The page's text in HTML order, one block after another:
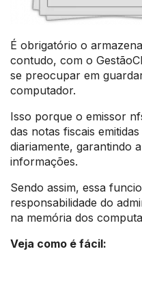
É obrigatório o
contudo, com o
se preocupar em
computador.
Isso porque o emissor
das notas fiscais
diariamente, garantindo
informações.
Sendo assim, essa
responsabilidade do
na memória dos
Veja como é fácil: